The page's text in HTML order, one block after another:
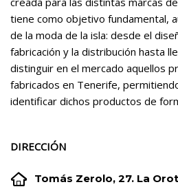
tiene como objetivo fundamental,
de la moda de la isla: desde el
fabricación y la distribución hasta
distinguir en el mercado aquellos
fabricados en Tenerife,
identificar dichos productos de
DIRECCIÓN

 Tomás Zerolo, 27. La